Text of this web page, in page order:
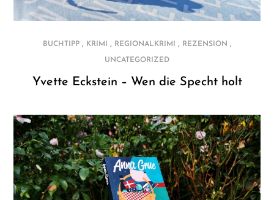
BUCHTIPP, KRIMI , REGIONALKRIMI , REZENSION ,
UNCATEGORIZED
Yvette Eckstein – Wen die Specht holt